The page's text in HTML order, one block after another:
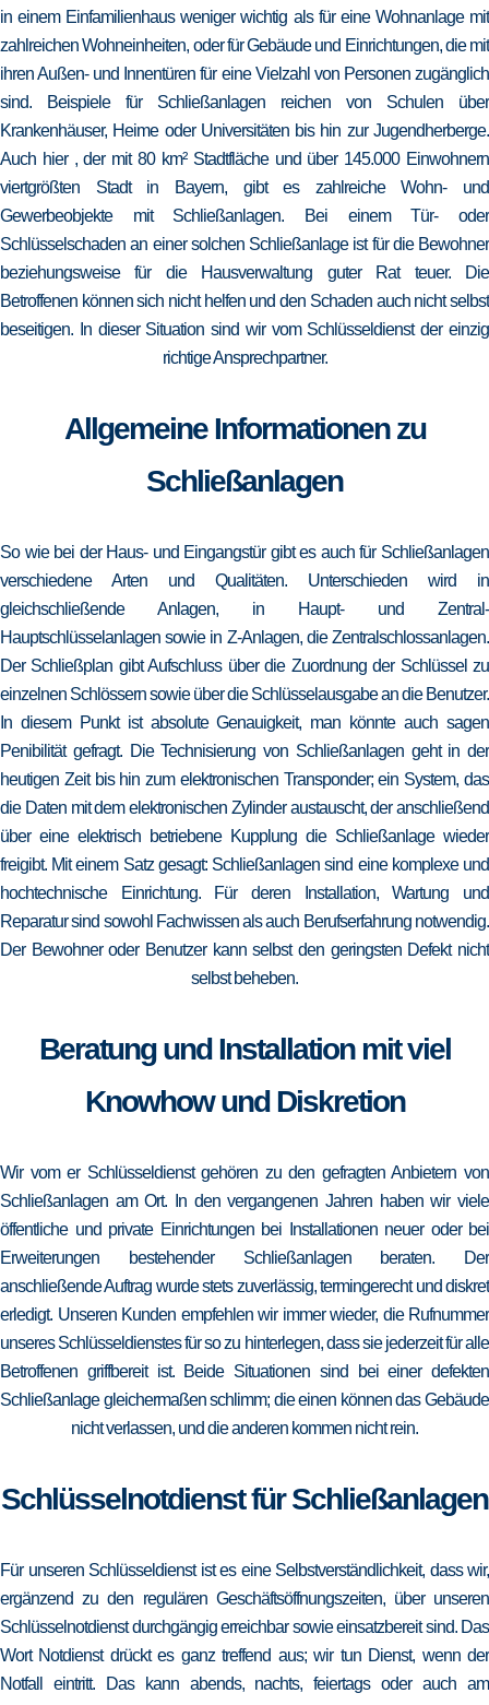
in einem Einfamilienhaus weniger wichtig als für eine Wohnanlage mit
zahlreichen Wohneinheiten, oder für Gebäude und Einrichtungen, die mit
ihren Außen- und Innentüren für eine Vielzahl von Personen zugänglich
sind. Beispiele für Schließanlagen reichen von Schulen über
Krankenhäuser, Heime oder Universitäten bis hin zur Jugendherberge.
Auch hier , der mit 80 km² Stadtfläche und über 145.000 Einwohnern
viertgrößten Stadt in Bayern, gibt es zahlreiche Wohn- und
Gewerbeobjekte mit Schließanlagen. Bei einem Tür- oder
Schlüsselschaden an einer solchen Schließanlage ist für die Bewohner
beziehungsweise für die Hausverwaltung guter Rat teuer. Die
Betroffenen können sich nicht helfen und den Schaden auch nicht selbst
beseitigen. In dieser Situation sind wir vom Schlüsseldienst der einzig
richtige Ansprechpartner.
Allgemeine Informationen zu
Schließanlagen
So wie bei der Haus- und Eingangstür gibt es auch für Schließanlagen
verschiedene Arten und Qualitäten. Unterschieden wird in
gleichschließende Anlagen, in Haupt- und Zentral-
Hauptschlüsselanlagen sowie in Z-Anlagen, die Zentralschlossanlagen.
Der Schließplan gibt Aufschluss über die Zuordnung der Schlüssel zu
einzelnen Schlössern sowie über die Schlüsselausgabe an die Benutzer.
In diesem Punkt ist absolute Genauigkeit, man könnte auch sagen
Penibilität gefragt. Die Technisierung von Schließanlagen geht in der
heutigen Zeit bis hin zum elektronischen Transponder; ein System, das
die Daten mit dem elektronischen Zylinder austauscht, der anschließend
über eine elektrisch betriebene Kupplung die Schließanlage wieder
freigibt. Mit einem Satz gesagt: Schließanlagen sind eine komplexe und
hochtechnische Einrichtung. Für deren Installation, Wartung und
Reparatur sind sowohl Fachwissen als auch Berufserfahrung notwendig.
Der Bewohner oder Benutzer kann selbst den geringsten Defekt nicht
selbst beheben.
Beratung und Installation mit viel
Knowhow und Diskretion
Wir vom er Schlüsseldienst gehören zu den gefragten Anbietern von
Schließanlagen am Ort. In den vergangenen Jahren haben wir viele
öffentliche und private Einrichtungen bei Installationen neuer oder bei
Erweiterungen bestehender Schließanlagen beraten. Der
anschließende Auftrag wurde stets zuverlässig, termingerecht und diskret
erledigt. Unseren Kunden empfehlen wir immer wieder, die Rufnummer
unseres Schlüsseldienstes für so zu hinterlegen, dass sie jederzeit für alle
Betroffenen griffbereit ist. Beide Situationen sind bei einer defekten
Schließanlage gleichermaßen schlimm; die einen können das Gebäude
nicht verlassen, und die anderen kommen nicht rein.
Schlüsselnotdienst für Schließanlagen
Für unseren Schlüsseldienst ist es eine Selbstverständlichkeit, dass wir,
ergänzend zu den regulären Geschäftsöffnungszeiten, über unseren
Schlüsselnotdienst durchgängig erreichbar sowie einsatzbereit sind. Das
Wort Notdienst drückt es ganz treffend aus; wir tun Dienst, wenn der
Notfall eintritt. Das kann abends, nachts, feiertags oder auch am